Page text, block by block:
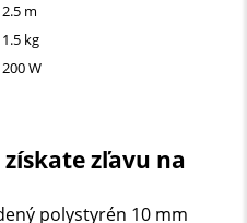
2.5 m
1.5 kg
200 W
zľavu na
polystyrén 10 mm